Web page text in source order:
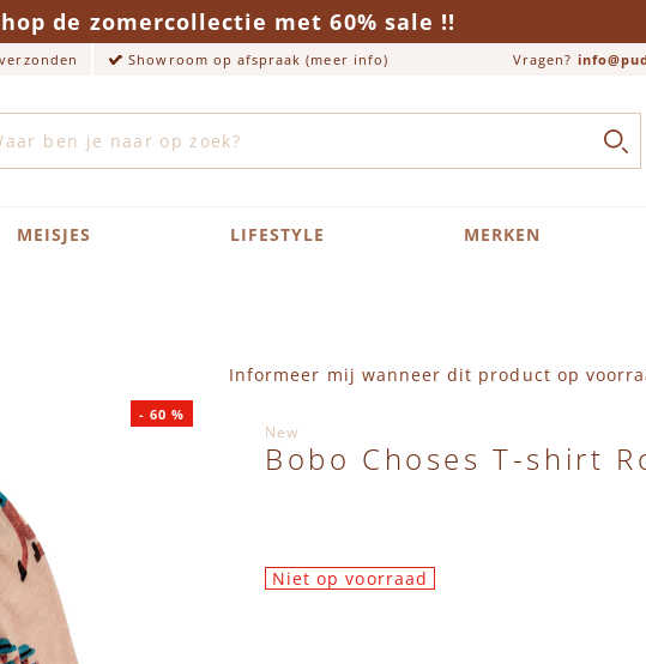
de zomercollectie met 60% sale !!
Showroom op afspraak (meer info) Vragen?
Close
MEISJES LIFESTYLE MERKEN
- 60 %
Informeer mij wanneer dit product op
New
Bobo Choses T-shirt
Niet op voorraad